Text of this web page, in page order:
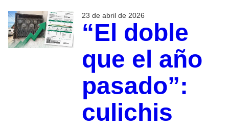
23 de abril de 2026
“El doble
que el año
pasado”:
culichis